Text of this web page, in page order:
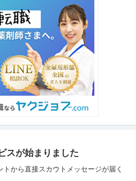
スが始まりました
から直接スカウトメッセージが届く